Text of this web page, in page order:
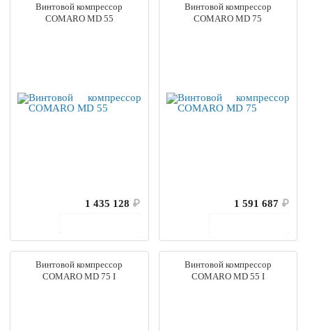
Винтовой компрессор
COMARO MD 55
1 435 128 ₽
Винтовой компрессор
COMARO MD 75
1 591 687 ₽
Винтовой компрессор
COMARO MD 75 I
Винтовой компрессор
COMARO MD 55 I